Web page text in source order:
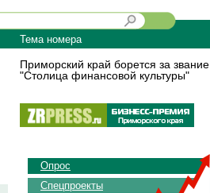
Тема номера
Приморский край борется за звание
"Столица финансовой культуры"
Опрос
Спецпроекты